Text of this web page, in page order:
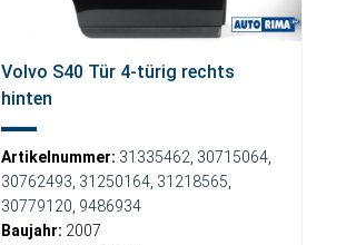
Volvo S40 Tür 4-türig rechts
hinten
Artikelnummer: 31335462, 30715064,
30762493, 31250164, 31218565,
30779120, 9486934
Baujahr: 2007